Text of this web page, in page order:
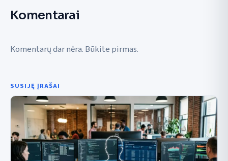
Komentarai
Komentarų dar nėra. Būkite pirmas.
SUSIJĘ ĮRAŠAI